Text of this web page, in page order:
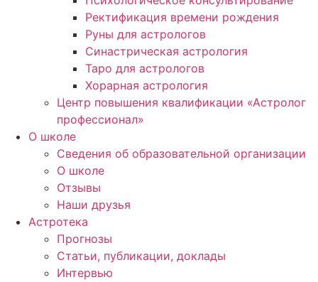
Ректификация времени рождения
Руны для астрологов
Синастрическая астрология
Таро для астрологов
Хорарная астрология
Центр повышения квалификации «Астролог
профессионал»
О школе
Сведения об образовательной организации
О школе
Отзывы
Наши друзья
Астротека
Прогнозы
Статьи, публикации, доклады
Интервью